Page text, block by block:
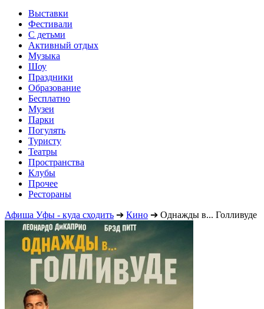
Выставки
Фестивали
С детьми
Активный отдых
Музыка
Шоу
Праздники
Образование
Бесплатно
Музеи
Парки
Погулять
Туристу
Театры
Пространства
Клубы
Прочее
Рестораны
Афиша Уфы - куда сходить ➔ Кино ➔ Однажды в... Голливуде